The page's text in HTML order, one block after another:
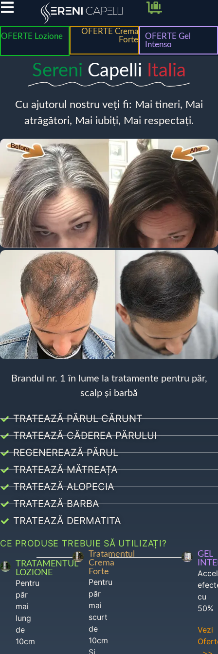
OFERTE Lozione
OFERTE Crema
Forte
OFERTE Gel
Intenso
Sereni Capelli Italia
Cu ajutorul nostru veți fi: Mai tineri, Mai
atrăgători, Mai iubiți, Mai respectați.
Brandul nr. 1 în lume la tratamente pentru păr,
scalp și barbă
TRATEAZĂ PĂRUL CĂRUNT
TRATEAZĂ CĂDEREA PĂRULUI
REGENEREAZĂ PĂRUL
TRATEAZĂ MĂTREAȚA
TRATEAZĂ ALOPECIA
TRATEAZĂ BARBA
TRATEAZĂ DERMATITA
CE PRODUSE TREBUIE SĂ UTILIZAȚI?
TRATAMENTUL
LOZIONE
Pentru
păr
mai
lung
de
10cm
Tratamentul
Crema
Forte
Pentru
păr
mai
scurt
de
10cm
GEL
cu
50%
Vezi